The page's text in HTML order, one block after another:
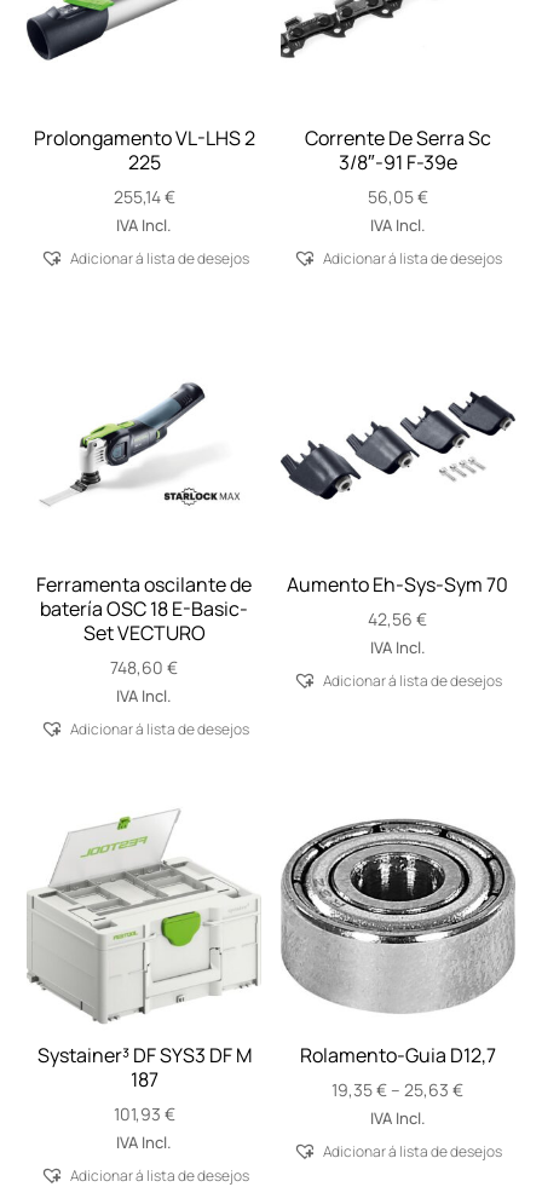
Prolongamento VL-LHS 2
225
255,14€
IVA Incl.
Adicionar á lista de desejos
Corrente De Serra Sc
3/8″-91 F-39e
56,05€
IVA Incl.
Adicionar á lista de desejos
Ferramenta oscilante de
batería OSC 18 E-Basic-
Set VECTURO
748,60€
IVA Incl.
Adicionar á lista de desejos
Aumento Eh-Sys-Sym 70
42,56€
IVA Incl.
Adicionar á lista de desejos
Systainer³ DF SYS3 DF M
187
101,93 €
IVA Incl.
Adicionar á lista de desejos
Rolamento-Guia D12,7
19,35€ – 25,63€Price
through
IVA Incl.
Adicionar á lista de desejos